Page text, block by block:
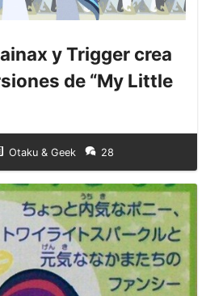
y Trigger crea
de “My Little
Otaku & Geek 28